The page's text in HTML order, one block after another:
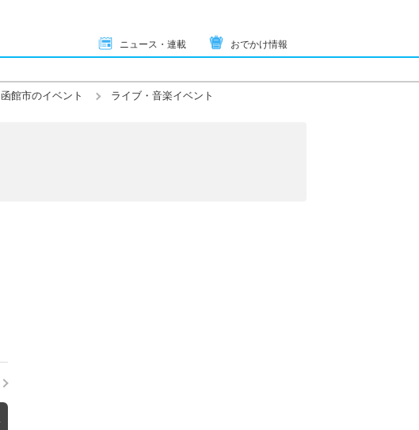
ニュース・連載 おでかけ情報
函館市のイベント ライブ・音楽イベント